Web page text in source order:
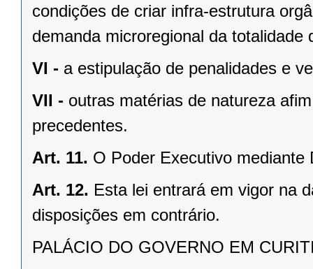
condições de criar infra-estrutura
demanda microregional da
VI - a estipulação de penalidades e
VII - outras matérias de natureza
precedentes.
Art. 11. O Poder Executivo mediante
Art. 12. Esta lei entrará em vigor na
disposições em contrário.
PALÁCIO DO GOVERNO EM